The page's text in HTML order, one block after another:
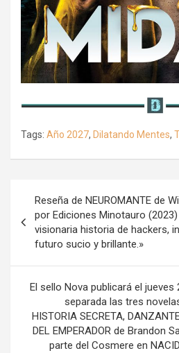
Tags: Año 2027, Dilatando Mentes,
entradas
Reseña de NEUROMANTE de
por Ediciones Minotauro (2023)
visionaria historia de hackers,
futuro sucio y brillante.»
El sello Nova publicará el
separada las tres
HISTORIA SECRETA,
DEL EMPERADOR de Brandon
parte del Cosmere en